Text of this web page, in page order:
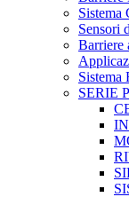
Sistema
Sensori
Barriere
Sistema
SERIE